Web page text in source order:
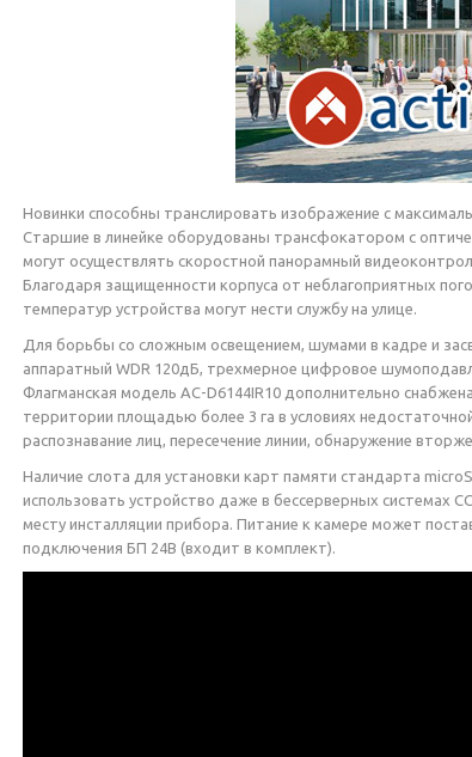
Новинки способны транслировать изображение с
Старшие в линейке оборудованы трансфокатором с
могут осуществлять скоростной панорамный
Благодаря защищенности корпуса от неблагоприятных
температур устройства могут нести службу на улице.
Для борьбы со сложным освещением, шумами в кадре и
аппаратный WDR 120дБ, трехмерное цифровое
Флагманская модель AC-D6144IR10 дополнительно
территории площадью более 3 га в условиях
распознавание лиц, пересечение линии, обнаружение
Наличие слота для установки карт памяти стандарта
использовать устройство даже в бессерверных системах
месту инсталляции прибора. Питание к камере может
подключения БП 24В (входит в комплект).